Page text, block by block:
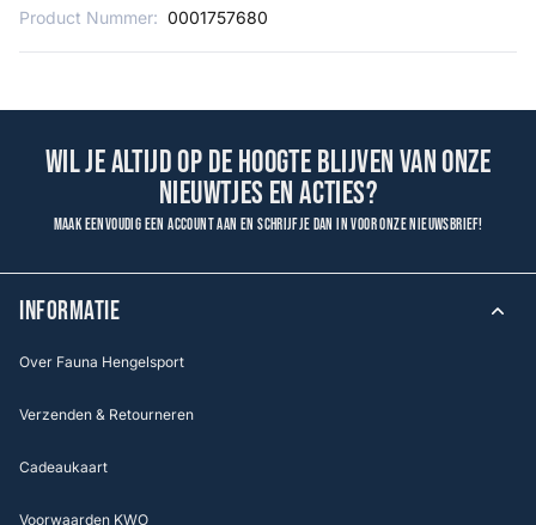
Product Nummer: 0001757680
Wil je altijd op de hoogte blijven van onze
nieuwtjes en acties?
Maak eenvoudig een account aan en schrijf je dan in voor onze nieuwsbrief!
INFORMATIE
Over Fauna Hengelsport
Verzenden & Retourneren
Cadeaukaart
Voorwaarden KWO